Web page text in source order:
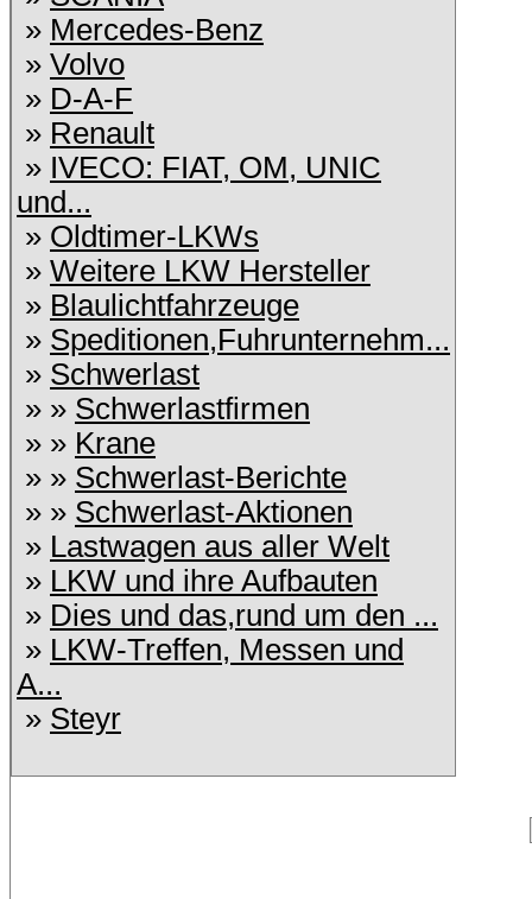
» Mercedes-Benz
» Volvo
» D-A-F
» Renault
» IVECO: FIAT, OM, UNIC
und...
» Oldtimer-LKWs
» Weitere LKW Hersteller
» Blaulichtfahrzeuge
» Speditionen,Fuhrunternehm...
» Schwerlast
» » Schwerlastfirmen
» » Krane
» » Schwerlast-Berichte
» » Schwerlast-Aktionen
» Lastwagen aus aller Welt
» LKW und ihre Aufbauten
» Dies und das,rund um den ...
» LKW-Treffen, Messen und
A...
» Steyr